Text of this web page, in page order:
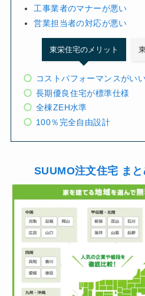
工事業者のマナーが悪い
営業担当者の対応が悪い
東栄住宅のメリット
コストパフォーマンスがい
長期優良住宅が標準仕様
全棟ZEH水準
100％完全自由設計
SUUMO注文住宅 ま